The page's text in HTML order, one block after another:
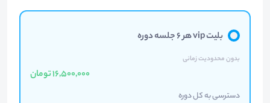
بلیت vip هر 6 جلسه دوره
بدون محدودیت زمانی
16,500,000 تومان
دسترسی به کل دوره